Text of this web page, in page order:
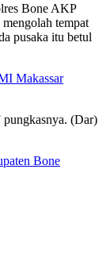
Bone AKP
tempat
pusaka itu betul
Makassar
pungkasnya. (Dar)
Bone